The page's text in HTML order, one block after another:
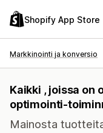
Shopify App Store
Markkinointi ja konversio
Kaikki , joissa on
optimointi-
Mainosta